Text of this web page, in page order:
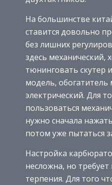
На большинстве
ставится довольно
без лишних
здесь механический,
тюнинговать скутер
модель, обогатитель
электрический. Для
пользоваться
нужно сначала
потом уже пытаться
Настройка
несложна, но
терпения. Для того